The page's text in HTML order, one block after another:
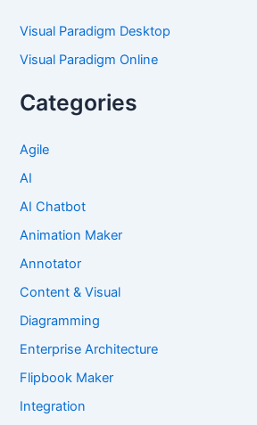
Visual Paradigm Desktop
Visual Paradigm Online
Categories
Agile
AI
AI Chatbot
Animation Maker
Annotator
Content & Visual
Diagramming
Enterprise Architecture
Flipbook Maker
Integration